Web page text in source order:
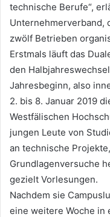
technische Berufe“,
Unternehmerverband,
zwölf Betrieben
Erstmals läuft das
den
Jahresbeginn, also
2. bis 8. Januar 2019
Westfälischen
jungen Leute von
an technische
Grundlagenversuche
gezielt Vorlesungen.
Nachdem sie
eine weitere Woche in